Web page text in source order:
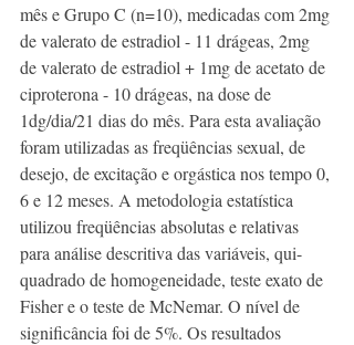
mês e Grupo C (n=10), medicadas com 2mg
de valerato de estradiol - 11 drágeas, 2mg
de valerato de estradiol + 1mg de acetato de
ciproterona - 10 drágeas, na dose de
1dg/dia/21 dias do mês. Para esta avaliação
foram utilizadas as freqüências sexual, de
desejo, de excitação e orgástica nos tempo 0,
6 e 12 meses. A metodologia estatística
utilizou freqüências absolutas e relativas
para análise descritiva das variáveis, qui-
quadrado de homogeneidade, teste exato de
Fisher e o teste de McNemar. O nível de
significância foi de 5%. Os resultados